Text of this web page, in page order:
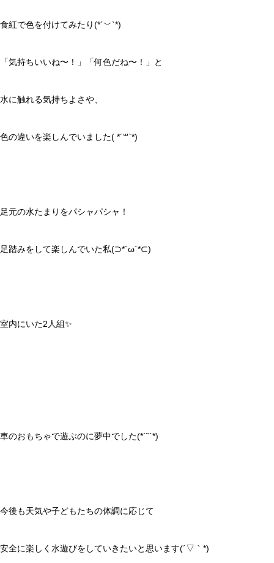
食紅で色を付けてみたり(*´﹀`*)
「気持ちいいね〜！」「何色だね〜！」と
水に触れる気持ちよさや、
色の違いを楽しんでいました( *´꒳`*)
足元の水たまりをパシャパシャ！
足踏みをして楽しんでいた私(⊃*´ω`*⊂)
室内にいた2人組✨
車のおもちゃで遊ぶのに夢中でした(*´˘`*)
今後も天気や子どもたちの体調に応じて
安全に楽しく水遊びをしていきたいと思います(´▽｀*)